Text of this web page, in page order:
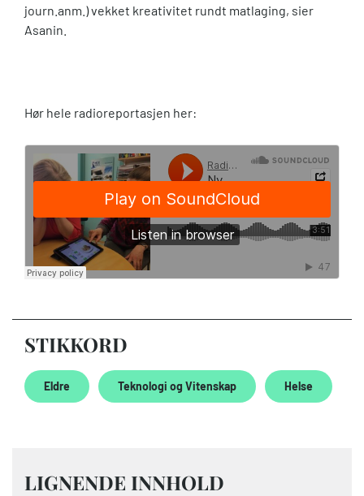
journ.anm.) vekket kreativitet rundt matlaging, sier
Asanin.
Hør hele radioreportasjen her:
STIKKORD
Eldre Teknologi og Vitenskap Helse
LIGNENDE INNHOLD